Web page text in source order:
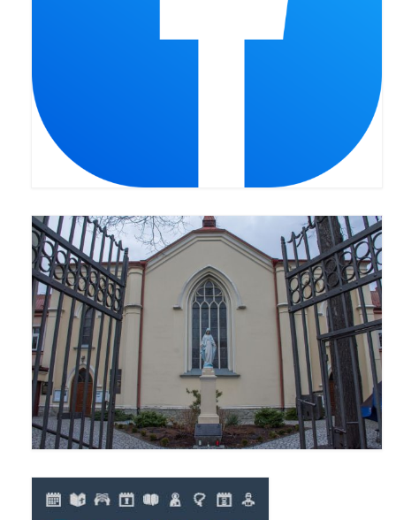
Bierzmowanie 24.10.2022r.
Pierwsza Komunia Św. – Gr 2
Galerie 2021
Pasterka 2021
Odpust 2021
Kościół Stacyjny Wielkiego Postu 2021
Pierwsza Komunia Święta
Pierwsza Komunia Święta – Grupa 1
Pierwsza Komunia Święta – Grupa 2
Boże Ciało